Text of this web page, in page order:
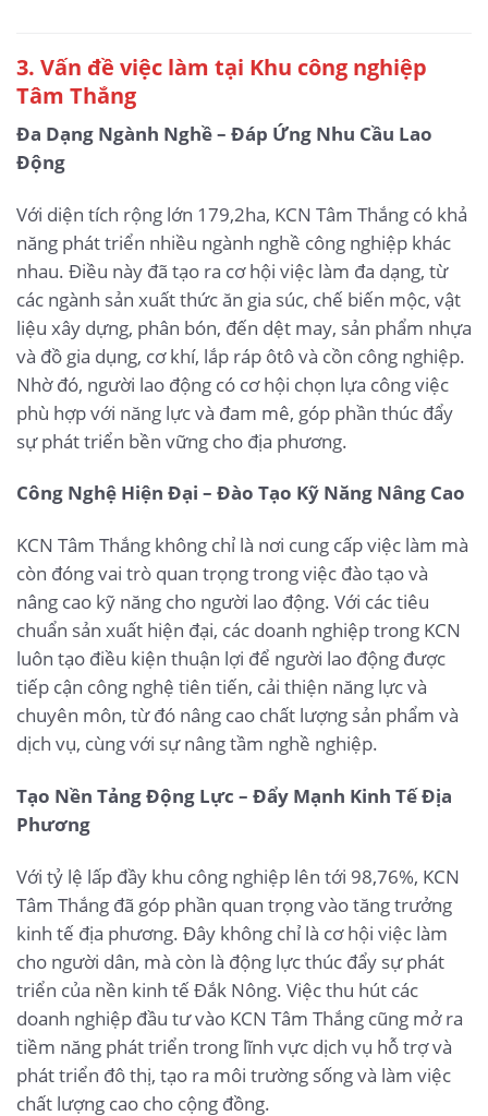
3. Vấn đề việc làm tại Khu công nghiệp
Tâm Thắng
Đa Dạng Ngành Nghề – Đáp Ứng Nhu Cầu Lao
Động
Với diện tích rộng lớn 179,2ha, KCN Tâm Thắng có khả
năng phát triển nhiều ngành nghề công nghiệp khác
nhau. Điều này đã tạo ra cơ hội việc làm đa dạng, từ
các ngành sản xuất thức ăn gia súc, chế biến mộc, vật
liệu xây dựng, phân bón, đến dệt may, sản phẩm nhựa
và đồ gia dụng, cơ khí, lắp ráp ôtô và cồn công nghiệp.
Nhờ đó, người lao động có cơ hội chọn lựa công việc
phù hợp với năng lực và đam mê, góp phần thúc đẩy
sự phát triển bền vững cho địa phương.
Công Nghệ Hiện Đại – Đào Tạo Kỹ Năng Nâng Cao
KCN Tâm Thắng không chỉ là nơi cung cấp việc làm mà
còn đóng vai trò quan trọng trong việc đào tạo và
nâng cao kỹ năng cho người lao động. Với các tiêu
chuẩn sản xuất hiện đại, các doanh nghiệp trong KCN
luôn tạo điều kiện thuận lợi để người lao động được
tiếp cận công nghệ tiên tiến, cải thiện năng lực và
chuyên môn, từ đó nâng cao chất lượng sản phẩm và
dịch vụ, cùng với sự nâng tầm nghề nghiệp.
Tạo Nền Tảng Động Lực – Đẩy Mạnh Kinh Tế Địa
Phương
Với tỷ lệ lấp đầy khu công nghiệp lên tới 98,76%, KCN
Tâm Thắng đã góp phần quan trọng vào tăng trưởng
kinh tế địa phương. Đây không chỉ là cơ hội việc làm
cho người dân, mà còn là động lực thúc đẩy sự phát
triển của nền kinh tế Đắk Nông. Việc thu hút các
doanh nghiệp đầu tư vào KCN Tâm Thắng cũng mở ra
tiềm năng phát triển trong lĩnh vực dịch vụ hỗ trợ và
phát triển đô thị, tạo ra môi trường sống và làm việc
chất lượng cao cho cộng đồng.